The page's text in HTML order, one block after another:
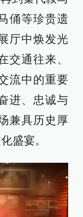
俑等珍贵遗
厅中焕发光
交通往来、
流中的重要
进、忠诚与
兼具历史厚
盛宴。